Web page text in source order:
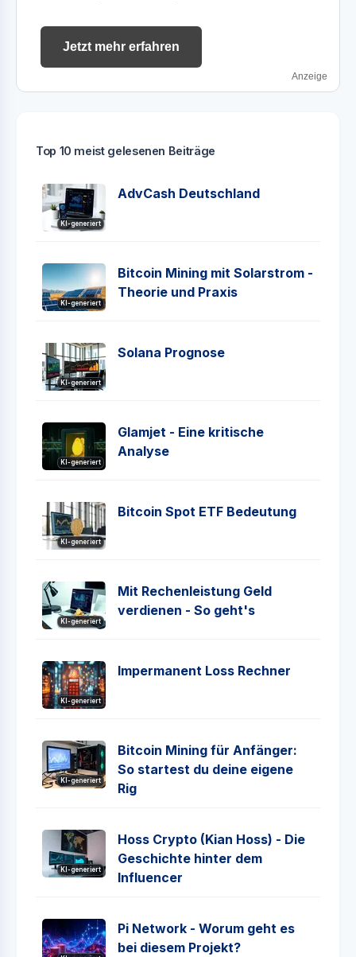
Jetzt mehr erfahren
Anzeige
Top 10 meist gelesenen Beiträge
KI-generiert
AdvCash Deutschland
KI-generiert
Bitcoin Mining mit Solarstrom -
Theorie und Praxis
KI-generiert
Solana Prognose
KI-generiert
Glamjet - Eine kritische
Analyse
KI-generiert
Bitcoin Spot ETF Bedeutung
KI-generiert
Mit Rechenleistung Geld
verdienen - So geht's
KI-generiert
Impermanent Loss Rechner
KI-generiert
Bitcoin Mining für Anfänger:
So startest du deine eigene
Rig
KI-generiert
Hoss Crypto (Kian Hoss) - Die
Geschichte hinter dem
Influencer
Pi Network - Worum geht es
bei diesem Projekt?